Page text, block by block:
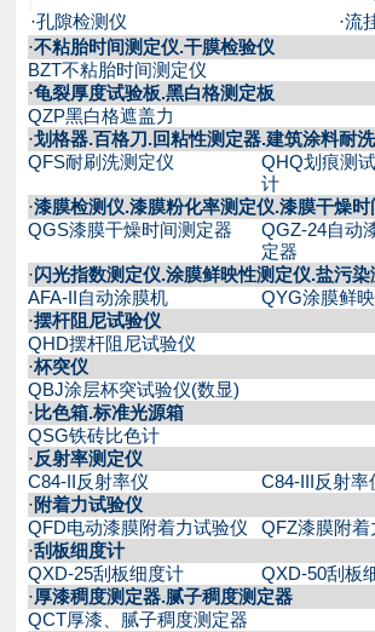
·孔隙检测仪 ·流
·不粘胎时间测定仪.干膜检验仪
BZT不粘胎时间测定仪
·龟裂厚度试验板.黑白格测定板
QZP黑白格遮盖力
·划格器.百格刀.回粘性测定器.建筑涂料耐
QFS耐刷洗测定仪
QHQ划痕测
计
·漆膜检测仪.漆膜粉化率测定仪.漆膜干燥时
QGS漆膜干燥时间测定器
QGZ-24自动
定器
·闪光指数测定仪.涂膜鲜映性测定仪.盐污染
AFA-II自动涂膜机
QYG涂膜鲜
·摆杆阻尼试验仪
QHD摆杆阻尼试验仪
·杯突仪
QBJ涂层杯突试验仪(数显)
· 比色箱.标准光源箱
QSG铁砖比色计
·反射率测定仪
C84-II反射率仪
C84-III反射率
·附着力试验仪
QFD电动漆膜附着力试验仪
QFZ漆膜附着
·刮板细度计
QXD-25刮板细度计
QXD-50刮板
·厚漆稠度测定器.腻子稠度测定器
QCT厚漆、腻子稠度测定器